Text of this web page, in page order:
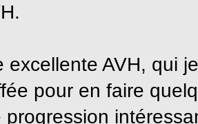
excellente AVH, qui
pour en faire
progression